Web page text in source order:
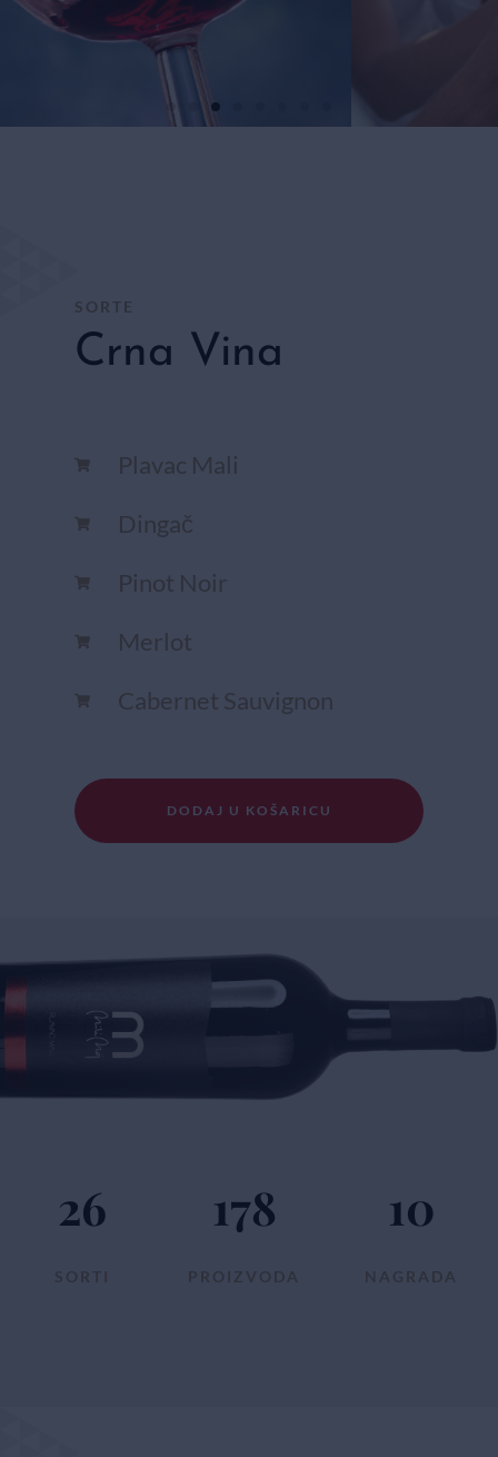
SORTI
26
PROIZVODA
178
NAGRADA
10
SORTE
Crna Vina
Plavac Mali
Dingač
Pinot Noir
Merlot
Cabernet Sauvignon
DODAJ U KOŠARICU